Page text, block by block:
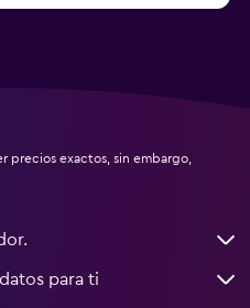
precios exactos, sin embargo,
para ti